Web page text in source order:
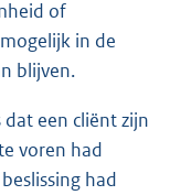
of
in de
blijven.
een cliënt zijn
voren had
had